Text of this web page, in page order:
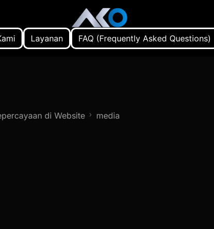
Layanan FAQ (Frequently Asked Questions)
di Website media